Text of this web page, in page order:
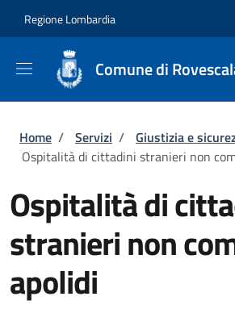
Regione Lombardia
Comune di
Briciole di pane
Home / Servizi / Giustizia e
Ospitalità di cittadini stranieri non
Ospitalità di
stranieri non
apolidi